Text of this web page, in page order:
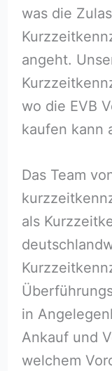
was die
angeht.
wo die EVB
kaufen kann
Das Team
als
in
Ankauf und
welchem